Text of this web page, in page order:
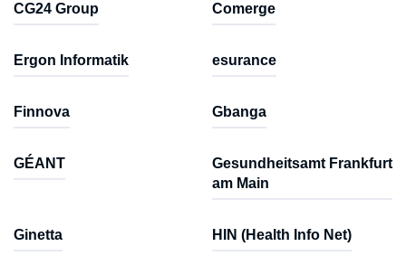
CG24 Group Comerge
Ergon Informatik esurance
Finnova Gbanga
GÉANT
Gesundheitsamt Frankfurt
am Main
Ginetta HIN (Health Info Net)